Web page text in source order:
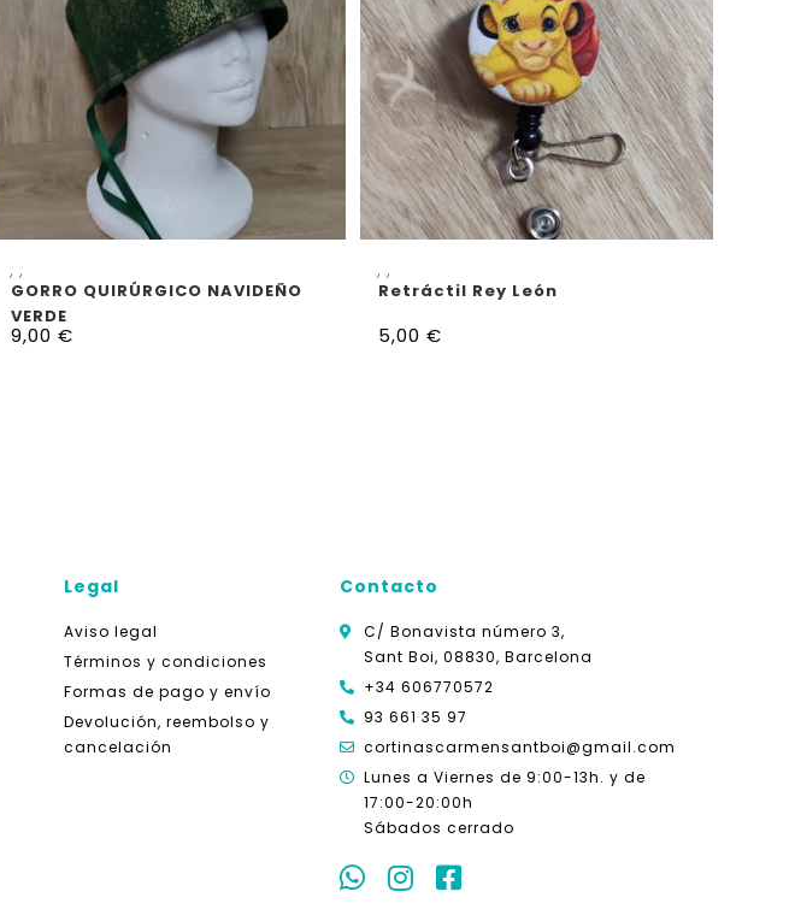
,,
GORRO QUIRÚRGICO NAVIDEÑO
VERDE
9,00€
,,
Retráctil Rey León
5,00€
Legal
Aviso legal
Términos y condiciones
Formas de pago y envío
Devolución, reembolso y
cancelación
Contacto
C/ Bonavista número 3,
Sant Boi, 08830, Barcelona
+34 606770572
93 661 35 97
cortinascarmensantboi@gmail.com
Lunes a Viernes de 9:00-13h. y de
17:00-20:00h
Sábados cerrado